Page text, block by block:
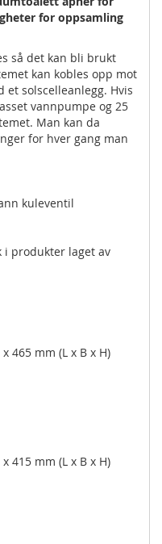
for oppsamling
så det kan bli brukt
kan kobles opp mot
et solscelleanlegg. Hvis
vannpumpe og 25
Man kan da
for hver gang man
kuleventil
i produkter laget av
465 mm (L x B x H)
415 mm (L x B x H)